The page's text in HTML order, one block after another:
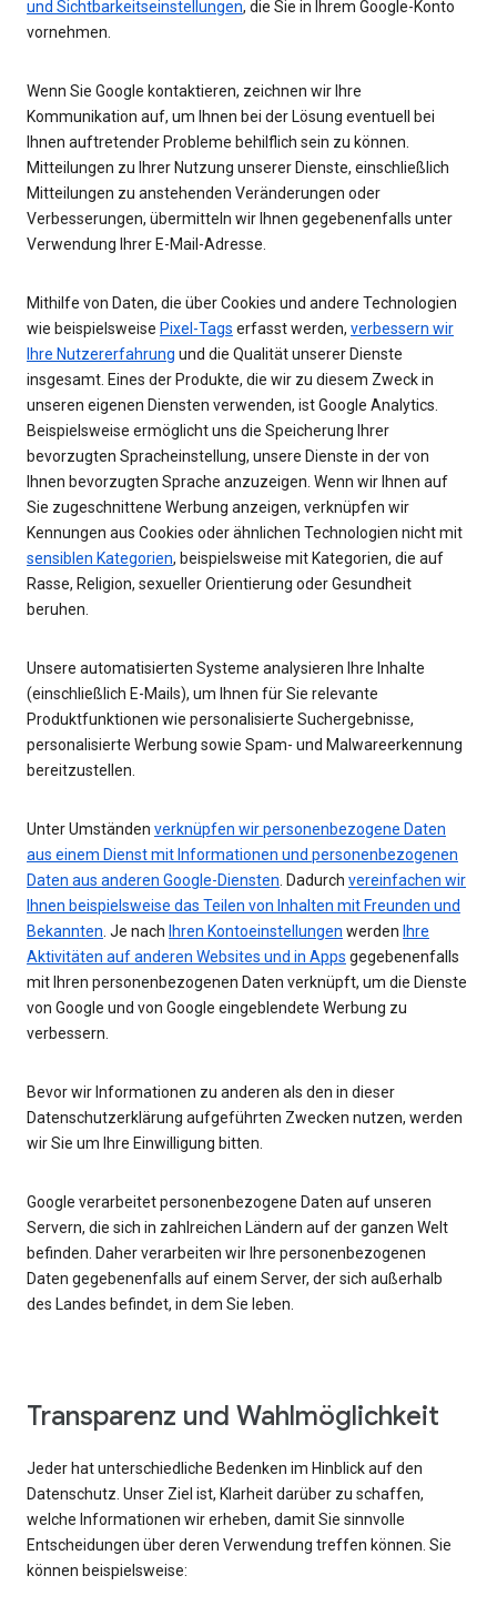
und Sichtbarkeitseinstellungen, die Sie in Ihrem Google-Konto
vornehmen.
Wenn Sie Google kontaktieren, zeichnen wir Ihre
Kommunikation auf, um Ihnen bei der Lösung eventuell bei
Ihnen auftretender Probleme behilflich sein zu können.
Mitteilungen zu Ihrer Nutzung unserer Dienste, einschließlich
Mitteilungen zu anstehenden Veränderungen oder
Verbesserungen, übermitteln wir Ihnen gegebenenfalls unter
Verwendung Ihrer E-Mail-Adresse.
Mithilfe von Daten, die über Cookies und andere Technologien
wie beispielsweise Pixel-Tags erfasst werden, verbessern wir
Ihre Nutzererfahrung und die Qualität unserer Dienste
insgesamt. Eines der Produkte, die wir zu diesem Zweck in
unseren eigenen Diensten verwenden, ist Google Analytics.
Beispielsweise ermöglicht uns die Speicherung Ihrer
bevorzugten Spracheinstellung, unsere Dienste in der von
Ihnen bevorzugten Sprache anzuzeigen. Wenn wir Ihnen auf
Sie zugeschnittene Werbung anzeigen, verknüpfen wir
Kennungen aus Cookies oder ähnlichen Technologien nicht mit
sensiblen Kategorien, beispielsweise mit Kategorien, die auf
Rasse, Religion, sexueller Orientierung oder Gesundheit
beruhen.
Unsere automatisierten Systeme analysieren Ihre Inhalte
(einschließlich E-Mails), um Ihnen für Sie relevante
Produktfunktionen wie personalisierte Suchergebnisse,
personalisierte Werbung sowie Spam- und Malwareerkennung
bereitzustellen.
Unter Umständen verknüpfen wir personenbezogene Daten
aus einem Dienst mit Informationen und personenbezogenen
Daten aus anderen Google-Diensten. Dadurch vereinfachen wir
Ihnen beispielsweise das Teilen von Inhalten mit Freunden und
Bekannten. Je nach Ihren Kontoeinstellungen werden Ihre
Aktivitäten auf anderen Websites und in Apps gegebenenfalls
mit Ihren personenbezogenen Daten verknüpft, um die Dienste
von Google und von Google eingeblendete Werbung zu
verbessern.
Bevor wir Informationen zu anderen als den in dieser
Datenschutzerklärung aufgeführten Zwecken nutzen, werden
wir Sie um Ihre Einwilligung bitten.
Google verarbeitet personenbezogene Daten auf unseren
Servern, die sich in zahlreichen Ländern auf der ganzen Welt
befinden. Daher verarbeiten wir Ihre personenbezogenen
Daten gegebenenfalls auf einem Server, der sich außerhalb
des Landes befindet, in dem Sie leben.
Transparenz und Wahlmöglichkeit
Jeder hat unterschiedliche Bedenken im Hinblick auf den
Datenschutz. Unser Ziel ist, Klarheit darüber zu schaffen,
welche Informationen wir erheben, damit Sie sinnvolle
Entscheidungen über deren Verwendung treffen können. Sie
können beispielsweise: